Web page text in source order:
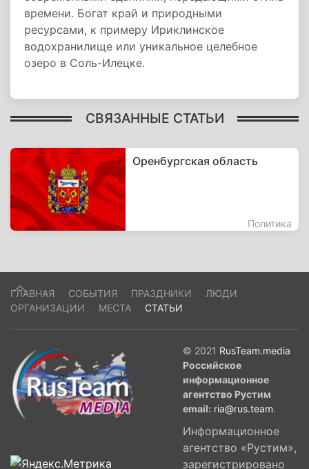
времени. Богат край и природными
ресурсами, к примеру Ириклинское
водохранилище или уникальное целебное
озеро в Соль-Илецке.
СВЯЗАННЫЕ СТАТЬИ
Оренбургская область
Политика
ГЛАВНАЯ СОБЫТИЯ ПРАЗДНИКИ
ЛЮДИ
ОРГАНИЗАЦИИ
МЕСТА СТАТЬИ
© 2021 RusTeam.media
Российское
информационное
агентство Рустим
email: ria@rus.team.
Информационное
агентство «Рустим»,
зарегистрировано